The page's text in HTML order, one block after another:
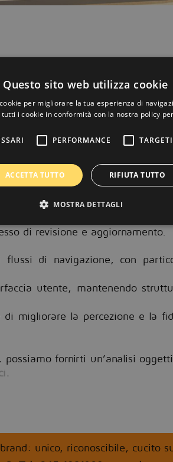
o servizio tu offra, investire in
e dare nuova spinta al tuo
personalizzato e
ottimizzato
e del Cliente,
sulle reali esigenze operative.
come fanno tanti, proprio per
di revisione e aggiornamento.
di navigazione, con
utente, mantenendo
migliorare la percezione e la
fornirti un’analisi
unico, riconoscibile, cucito
Questo sito web utilizza cookie
per migliorare la tua esperienza di
i cookie in conformità con la nostra policy
PERFORMANCE
ACCETTA TUTTO RIFIUTA TUTTO
MOSTRA DETTAGLI